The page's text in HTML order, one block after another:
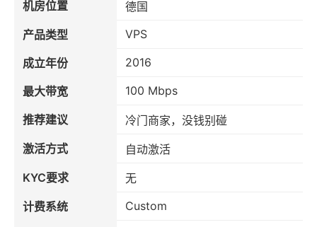
机房位置
德国
产品类型
VPS
成立年份 2016
最大带宽 100 Mbps
推荐建议
冷门商家，没钱别碰
激活方式
自动激活
KYC要求
无
计费系统
Custom